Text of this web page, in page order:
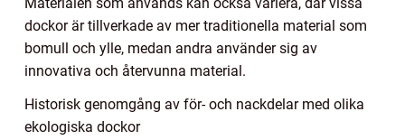
dockor är tillverkade av mer traditionella material som
bomull och ylle, medan andra använder sig av
innovativa och återvunna material.
Historisk genomgång av för- och nackdelar med olika
ekologiska dockor